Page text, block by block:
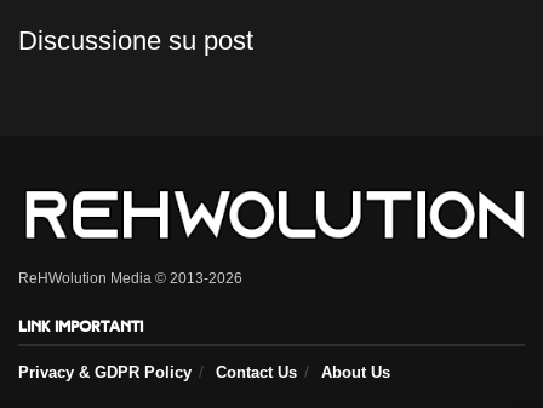
Discussione su post
ReHWolution Media © 2013-2026
Link importanti
Privacy & GDPR Policy Contact Us About Us